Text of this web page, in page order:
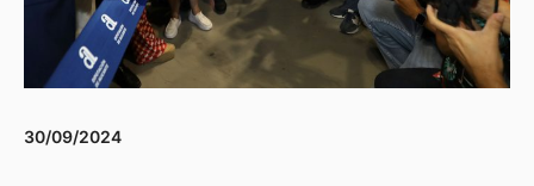
30/09/2024